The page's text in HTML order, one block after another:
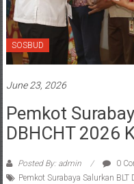
SOSBUD
June 23, 2026
Pemkot
DBHCHT 2026
Posted By: admin
0
Pemkot Surabaya Salurkan